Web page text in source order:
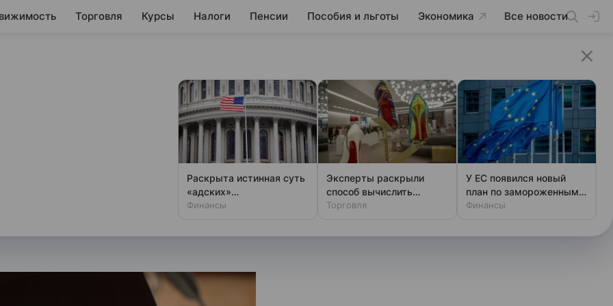
Торговля Курсы Налоги Пенсии Пособия и льготы Экономика Все новости
сервисе
национального
услуг, пишет
Раскрыта истинная суть
«адских»
антироссийских санкций
Финансы
Эксперты раскрыли
способ вычислить
фальшивый люкс за
Торговля
У ЕС появился новый
план по замороженным
активам России
Финансы